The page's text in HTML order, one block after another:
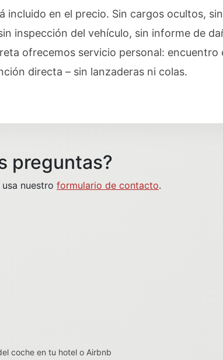
en el precio. Sin cargos ocultos,
inspección del vehículo, sin informe de
ofrecemos servicio personal: encuentro
directa – sin lanzaderas ni colas.
preguntas?
nuestro formulario de contacto.
coche en tu hotel o Airbnb